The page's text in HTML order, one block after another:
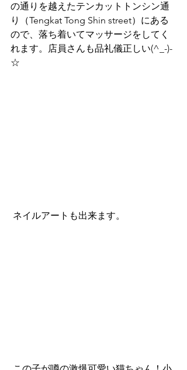
の通りを越えたテンカットトンシン通
り（Tengkat Tong Shin street）にある
ので、落ち着いてマッサージをしてく
れます。店員さんも品礼儀正しい(^_-)-
☆
ネイルアートも出来ます。